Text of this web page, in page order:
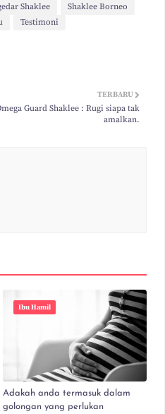
Shaklee
Shaklee Borneo
Testimoni
TERBARU
Guard Shaklee : Rugi siapa tak
amalkan.
Ibu Hamil
Adakah anda termasuk dalam
golongan yang perlukan